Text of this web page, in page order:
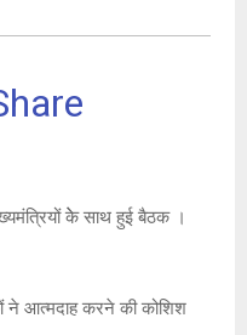
केे साथ हुई बैठक ।
ने आत्मदाह करने की कोशिश